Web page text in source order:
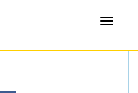
Menu